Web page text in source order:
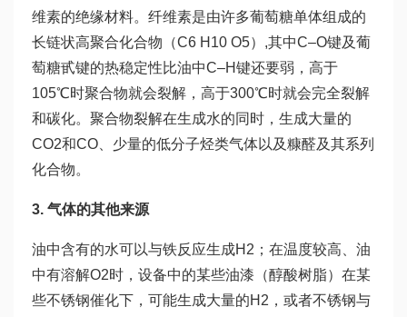
维素的绝缘材料。纤维素是由许多葡萄糖单体组成的
长链状高聚合化合物（C6 H10 O5）,其中C–O键及葡
萄糖甙键的热稳定性比油中C–H键还要弱，高于
105℃时聚合物就会裂解，高于300℃时就会完全裂解
和碳化。聚合物裂解在生成水的同时，生成大量的
CO2和CO、少量的低分子烃类气体以及糠醛及其系列
化合物。
3. 气体的其他来源
油中含有的水可以与铁反应生成H2；在温度较高、油
中有溶解O2时，设备中的某些油漆（醇酸树脂）在某
些不锈钢催化下，可能生成大量的H2，或者不锈钢与